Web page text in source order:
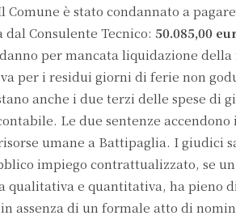
è stato condannato a
Consulente Tecnico: 50.085,00
per mancata liquidazione
per i residui giorni di ferie non
anche i due terzi delle spese di
Le due sentenze
umane a Battipaglia. I giudici
impiego contrattualizzato, se
e quantitativa, ha pieno
assenza di un formale atto di